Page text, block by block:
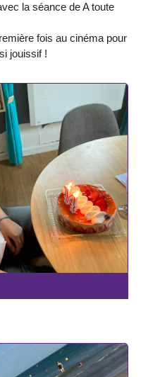
la séance de A toute
fois au cinéma pour
jouissif !